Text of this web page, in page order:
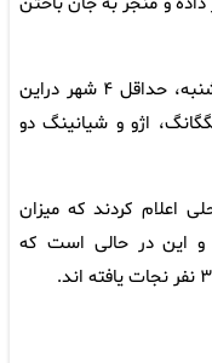
این طوفان از دوشنبه (روز گذشته) تا سه‌شنبه، حداقل ۴ شهر دراین
اژو و شیانینگ دو
اعلام کردند که میزان
و این در حالی است که